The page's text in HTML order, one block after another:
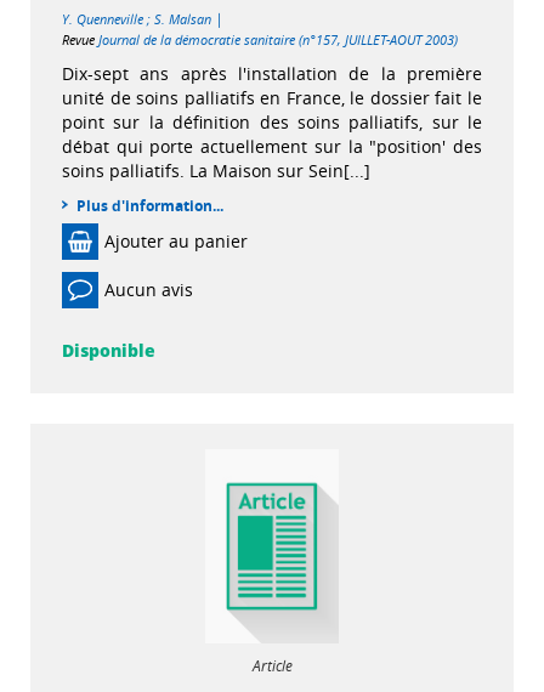
Y. Quenneville ; S. Malsan |
Revue Journal de la démocratie sanitaire (n°157, JUILLET-AOUT 2003)
Dix-sept ans après l'installation de la première
unité de soins palliatifs en France, le dossier fait le
point sur la définition des soins palliatifs, sur le
débat qui porte actuellement sur la "position' des
soins palliatifs. La Maison sur Sein[...]
Plus d'information...
Ajouter au panier
Aucun avis
Disponible
Article